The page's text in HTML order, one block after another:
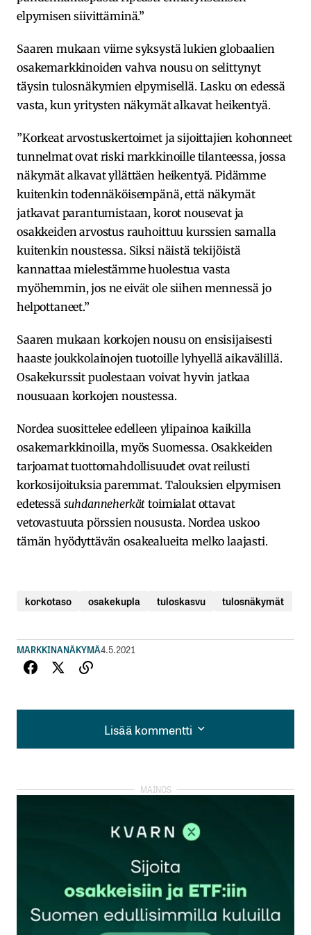
elpymisen siivittäminä.”
Saaren mukaan viime syksystä lukien globaalien
osakemarkkinoiden vahva nousu on selittynyt
täysin tulosnäkymien elpymisellä. Lasku on edessä
vasta, kun yritysten näkymät alkavat heikentyä.
”Korkeat arvostuskertoimet ja sijoittajien kohonneet
tunnelmat ovat riski markkinoille tilanteessa, jossa
näkymät alkavat yllättäen heikentyä. Pidämme
kuitenkin todennäköisempänä, että näkymät
jatkavat parantumistaan, korot nousevat ja
osakkeiden arvostus rauhoittuu kurssien samalla
kuitenkin noustessa. Siksi näistä tekijöistä
kannattaa mielestämme huolestua vasta
myöhemmin, jos ne eivät ole siihen mennessä jo
helpottaneet.”
Saaren mukaan korkojen nousu on ensisijaisesti
haaste joukkolainojen tuotoille lyhyellä aikavälillä.
Osakekurssit puolestaan voivat hyvin jatkaa
nousuaan korkojen noustessa.
Nordea suosittelee edelleen ylipainoa kaikilla
osakemarkkinoilla, myös Suomessa. Osakkeiden
tarjoamat tuottomahdollisuudet ovat reilusti
korkosijoituksia paremmat. Talouksien elpymisen
edetessä suhdanneherkät toimialat ottavat
vetovastuuta pörssien noususta. Nordea uskoo
tämän hyödyttävän osakealueita melko laajasti.
korkotaso osakekupla tuloskasvu tulosnäkymät
MARKKINANÄKYMÄ4.5.2021
Lisää kommentti
Lisää kommentti
kirjautua
rekisteröityä